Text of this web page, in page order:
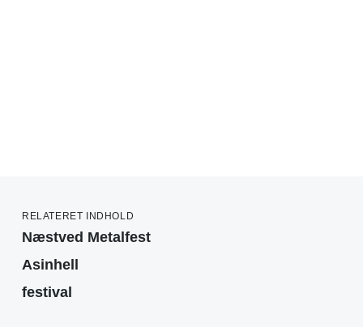
RELATERET INDHOLD
Næstved Metalfest
Asinhell
festival